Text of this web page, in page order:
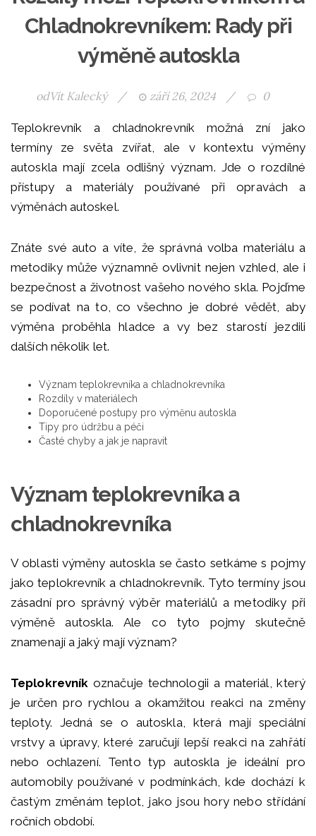
Chladnokrevníkem: Rady při
výměně autoskla
odVít Kalecký / září 26, 2024 / 0
Teplokrevník a chladnokrevník možná zní jako
termíny ze světa zvířat, ale v kontextu výměny
autoskla mají zcela odlišný význam. Jde o rozdílné
přístupy a materiály používané při opravách a
výměnách autoskel.
Znáte své auto a víte, že správná volba materiálu a
metodiky může významně ovlivnit nejen vzhled, ale i
bezpečnost a životnost vašeho nového skla. Pojďme
se podívat na to, co všechno je dobré vědět, aby
výměna proběhla hladce a vy bez starostí jezdili
dalších několik let.
Význam teplokrevníka a chladnokrevníka
Rozdíly v materiálech
Doporučené postupy pro výměnu autoskla
Tipy pro údržbu a péči
Časté chyby a jak je napravit
Význam teplokrevníka a
chladnokrevníka
V oblasti výměny autoskla se často setkáme s pojmy
jako teplokrevník a chladnokrevník. Tyto termíny jsou
zásadní pro správný výběr materiálů a metodiky při
výměně autoskla. Ale co tyto pojmy skutečně
znamenají a jaký mají význam?
Teplokrevník označuje technologii a materiál, který
je určen pro rychlou a okamžitou reakci na změny
teploty. Jedná se o autoskla, která mají speciální
vrstvy a úpravy, které zaručují lepší reakci na zahřátí
nebo ochlazení. Tento typ autoskla je ideální pro
automobily používané v podmínkách, kde dochází k
častým změnám teplot, jako jsou hory nebo střídání
ročních období.